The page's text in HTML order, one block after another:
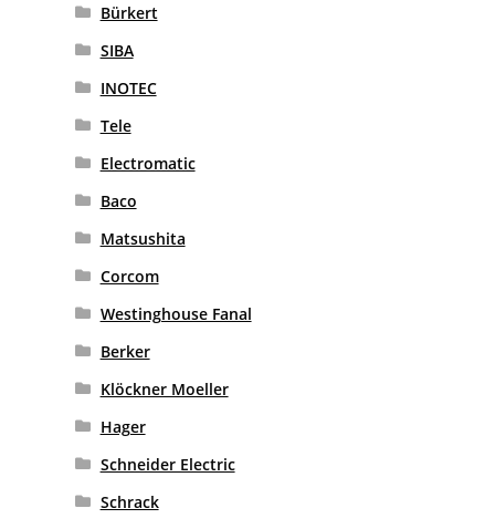
Bürkert
SIBA
INOTEC
Tele
Electromatic
Baco
Matsushita
Corcom
Westinghouse Fanal
Berker
Klöckner Moeller
Hager
Schneider Electric
Schrack